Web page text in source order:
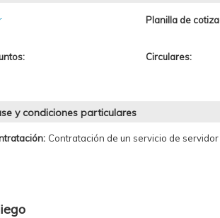
Planilla de
Circulares:
y condiciones particulares
Contratación de un servicio de